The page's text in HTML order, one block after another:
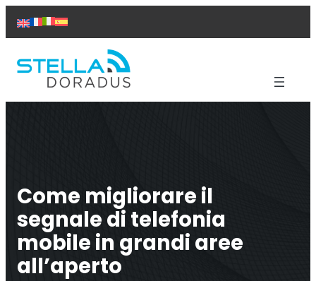
Chi siamo
Come migliorare il
segnale di telefonia
mobile in grandi aree
all’aperto